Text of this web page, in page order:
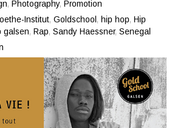
, Photography, Promotion
Institut,Goldschool , hip hop, Hip
galsen, Rap,Sandy Haessner,Senegal